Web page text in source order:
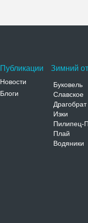
Публикации
Новости
Блоги
Зимний
Буковель
Славское
Драгобрат
Изки
Пилипец-
Плай
Водяники